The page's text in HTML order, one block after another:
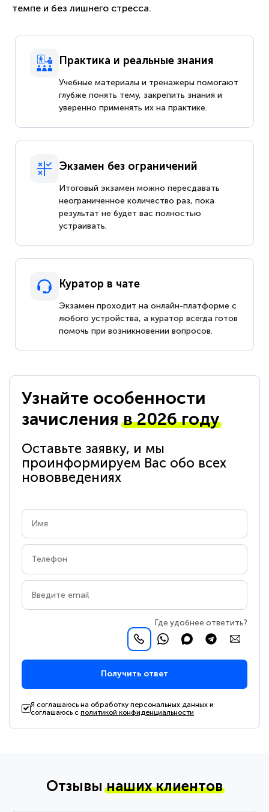
темпе и без лишнего стресса.
Практика и реальные знания
Учебные материалы и тренажеры помогают
глубже понять тему, закрепить знания и
уверенно применять их на практике.
Экзамен без ограничений
Итоговый экзамен можно пересдавать
неограниченное количество раз, пока
результат не будет вас полностью
устраивать.
Куратор в чате
Экзамен проходит на онлайн-платформе с
любого устройства, а куратор всегда готов
помочь при возникновении вопросов.
Узнайте особенности
зачисленияв 2026 году
Оставьте заявку, и мы
проинформируем Вас обо всех
нововведениях
Где удобнее ответить?
Получить ответ
Я соглашаюсь на обработку персональных данных и
соглашаюсь сполитикой конфиденциальности
Отзывынаших клиентов